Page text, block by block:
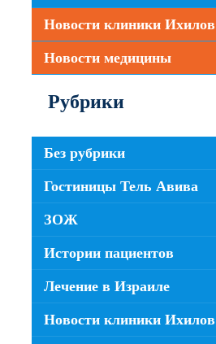
Новости клиники Ихилов
Новости медицины
Рубрики
Без рубрики
Гостиницы Тель Авива
ЗОЖ
Истории пациентов
Лечение в Израиле
Новости клиники Ихилов